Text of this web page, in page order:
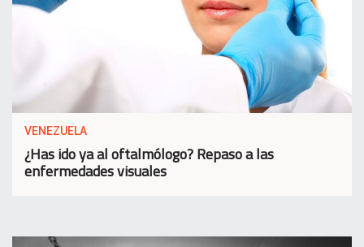
VENEZUELA
¿Has ido ya al oftalmólogo? Repaso a las
enfermedades visuales